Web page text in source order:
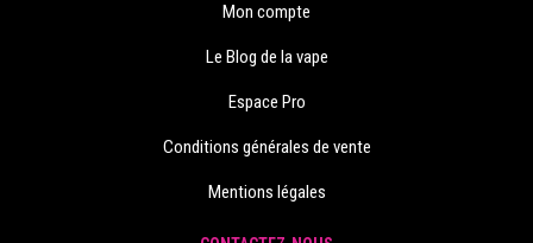
Mon compte
Le Blog de la vape
Espace Pro
Conditions générales de vente
Mentions légales